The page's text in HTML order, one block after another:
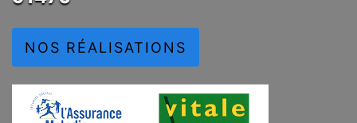
NOS RÉALISATIONS